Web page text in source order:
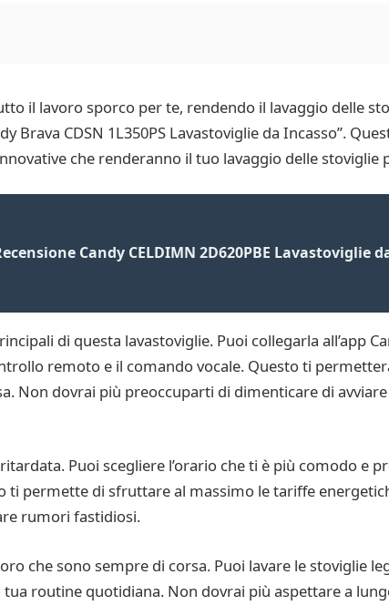
il lavoro sporco per te, rendendo il lavaggio delle
Brava CDSN 1L350PS Lavastoviglie da Incasso”.
che renderanno il tuo lavaggio delle stoviglie
Candy CELDIMN 2D620PBE Lavastoviglie
di questa lavastoviglie. Puoi collegarla all’app
remoto e il comando vocale. Questo ti
Non dovrai più preoccuparti di dimenticare di
Puoi scegliere l’orario che ti è più comodo e
ti permette di sfruttare al massimo le tariffe
rumori fastidiosi.
che sono sempre di corsa. Puoi lavare le stoviglie
routine quotidiana. Non dovrai più aspettare a